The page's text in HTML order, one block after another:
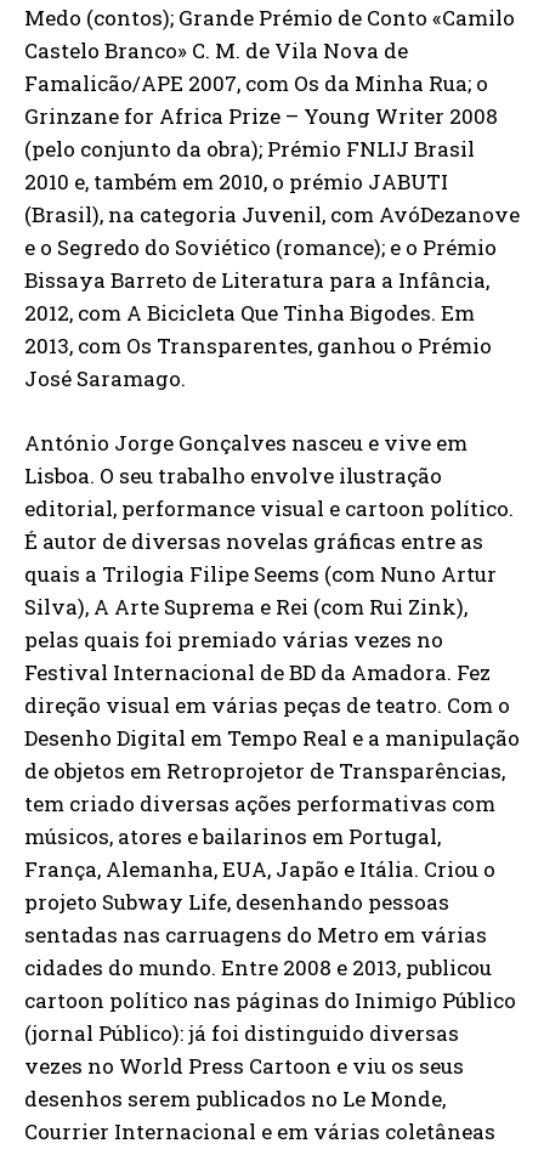
Medo (contos); Grande Prémio de Conto «Camilo
Castelo Branco» C. M. de Vila Nova de
Famalicão/APE 2007, com Os da Minha Rua; o
Grinzane for Africa Prize – Young Writer 2008
(pelo conjunto da obra); Prémio FNLIJ Brasil
2010 e, também em 2010, o prémio JABUTI
(Brasil), na categoria Juvenil, com AvóDezanove
e o Segredo do Soviético (romance); e o Prémio
Bissaya Barreto de Literatura para a Infância,
2012, com A Bicicleta Que Tinha Bigodes. Em
2013, com Os Transparentes, ganhou o Prémio
José Saramago.
António Jorge Gonçalves nasceu e vive em
Lisboa. O seu trabalho envolve ilustração
editorial, performance visual e cartoon político.
É autor de diversas novelas gráficas entre as
quais a Trilogia Filipe Seems (com Nuno Artur
Silva), A Arte Suprema e Rei (com Rui Zink),
pelas quais foi premiado várias vezes no
Festival Internacional de BD da Amadora. Fez
direção visual em várias peças de teatro. Com o
Desenho Digital em Tempo Real e a manipulação
de objetos em Retroprojetor de Transparências,
tem criado diversas ações performativas com
músicos, atores e bailarinos em Portugal,
França, Alemanha, EUA, Japão e Itália. Criou o
projeto Subway Life, desenhando pessoas
sentadas nas carruagens do Metro em várias
cidades do mundo. Entre 2008 e 2013, publicou
cartoon político nas páginas do Inimigo Público
(jornal Público): já foi distinguido diversas
vezes no World Press Cartoon e viu os seus
desenhos serem publicados no Le Monde,
Courrier Internacional e em várias coletâneas